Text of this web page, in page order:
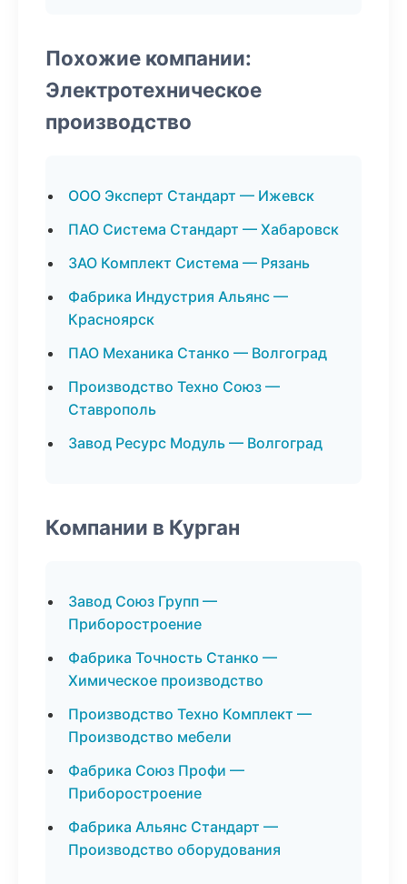
Похожие компании:
Электротехническое
производство
ООО Эксперт Стандарт — Ижевск
ПАО Система Стандарт — Хабаровск
ЗАО Комплект Система — Рязань
Фабрика Индустрия Альянс —
Красноярск
ПАО Механика Станко — Волгоград
Производство Техно Союз —
Ставрополь
Завод Ресурс Модуль — Волгоград
Компании в Курган
Завод Союз Групп —
Приборостроение
Фабрика Точность Станко —
Химическое производство
Производство Техно Комплект —
Производство мебели
Фабрика Союз Профи —
Приборостроение
Фабрика Альянс Стандарт —
Производство оборудования